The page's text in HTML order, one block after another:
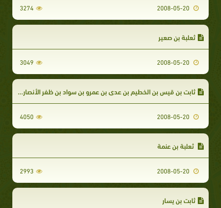
3274
ثعلبة بن صعير
3049
ثابت بن قيس بن الخطيم بن عدي بن عمرو بن سواد بن ظفر الأنصاري الظفري
4050
ثعلبة بن عنمة
2993
ثابت بن يسار